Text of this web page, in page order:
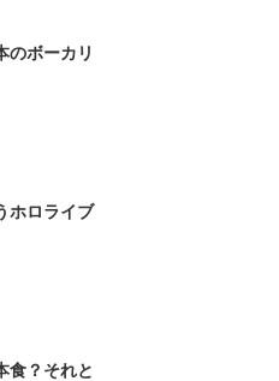
のボーカリ
ホロライブ
食？それと